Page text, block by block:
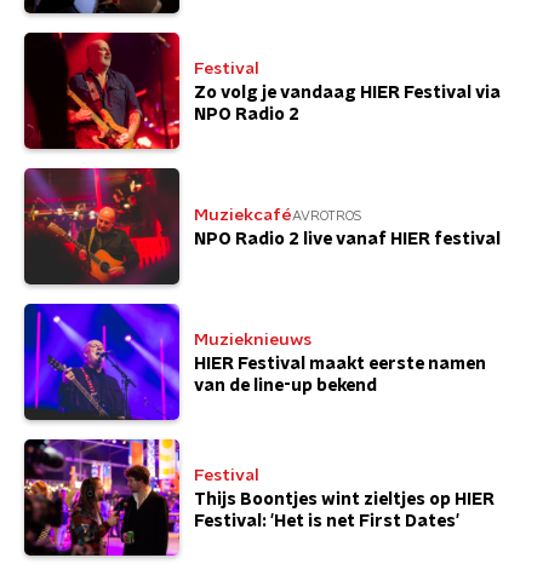
Festival
Zo volg je vandaag HIER Festival via
NPO Radio 2
MuziekcaféAVROTROS
NPO Radio 2 live vanaf HIER festival
Muzieknieuws
HIER Festival maakt eerste namen
van de line-up bekend
Festival
Thijs Boontjes wint zieltjes op HIER
Festival: 'Het is net First Dates'